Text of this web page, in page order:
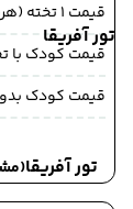
تور آفریقا
تور آفریقا
قیمت 1 تخته (هرنفر)
قیمت کودک با
قیمت کودک